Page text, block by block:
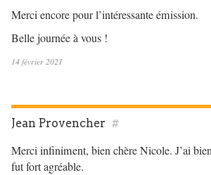
Merci encore pour l’intéressante émission.
Belle journée à vous !
14 février 2021
Jean Provencher #
Merci infiniment, bien chère Nicole. J’ai
fut fort agréable.